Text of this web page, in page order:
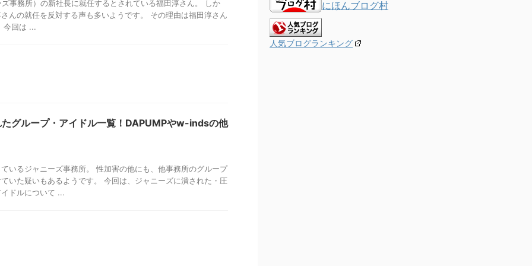
事務所）の新社長に就任するとされている福田淳さん。 しか
んの就任を反対する声も多いようです。 その理由は福田淳さん
今回は ...
グループ・アイドル一覧！DAPUMPやw-indsの他
いるジャニーズ事務所。 性加害の他にも、他事務所のグループ
いた疑いもあるようです。 今回は、ジャニーズに潰された・圧
ドルについて ...
にほんブログ村
人気ブログランキング